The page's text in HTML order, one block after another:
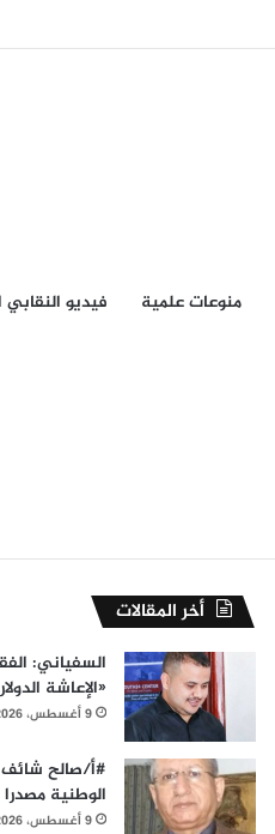
منوعات علمية فيديو
أخر المقالات
السفياني:
«الإعاشة
9 أغسطس، 2026
#أ/صالح
الوطنية مصدرا
9 أغسطس، 2026